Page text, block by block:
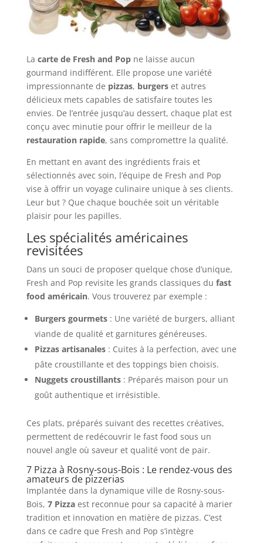
La carte de Fresh and Popne laisse aucun
gourmand indifférent. Elle propose une variété
impressionnante de pizzas, burgerset autres
délicieux mets capables de satisfaire toutes les
envies. De l’entrée jusqu’au dessert, chaque plat est
conçu avec minutie pour offrir le meilleur de la
restauration rapide, sans compromettre la qualité.
En mettant en avant des ingrédients frais et
sélectionnés avec soin, l’équipe de Fresh and Pop
vise à offrir un voyage culinaire unique à ses clients.
Leur but ? Que chaque bouchée soit un véritable
plaisir pour les papilles.
Les spécialités américaines
revisitées
Dans un souci de proposer quelque chose d’unique,
Fresh and Pop revisite les grands classiques du fast
food américain. Vous trouverez par exemple :
Burgers gourmets: Une variété de burgers, alliant
viande de qualité et garnitures généreuses.
Pizzas artisanales: Cuites à la perfection, avec une
pâte croustillante et des toppings bien choisis.
Nuggets croustillants: Préparés maison pour un
goût authentique et irrésistible.
Ces plats, préparés suivant des recettes créatives,
permettent de redécouvrir le fast food sous un
nouvel angle où saveur et qualité vont de pair.
7 Pizza à Rosny-sous-Bois : Le rendez-vous des
amateurs de pizzerias
Implantée dans la dynamique ville de Rosny-sous-
Bois, 7 Pizzaest reconnue pour sa capacité à marier
tradition et innovation en matière de pizzas. C’est
dans ce cadre que Fresh and Pop s’intègre